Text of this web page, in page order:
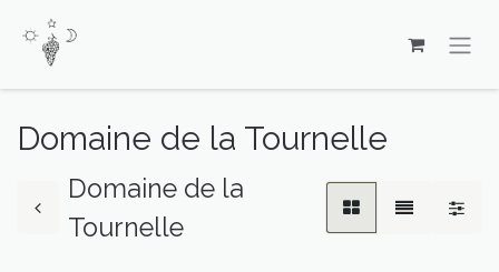
Domaine de la Tournelle
Domaine de la
Tournelle